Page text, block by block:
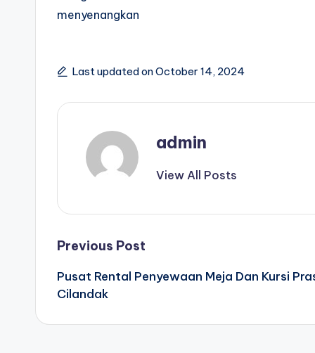
menyenangkan
Last updated on October 14, 2024
admin
View All Posts
Post
navigation
Previous Post
Pusat Rental Penyewaan Meja Dan Kursi
Cilandak